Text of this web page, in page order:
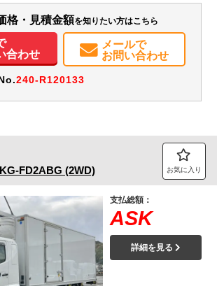
パワーウィンドウ ABS エアバッグ
電動格納ミラー
ドアも付いており、門口周りはステンレス製となっ
のため名義変更後すぐ使用できます。 是非この機会
い！
格・見積金額を知りたい方はこちら
合わせ
メールで
お問い合わせ
240-R120133
FD2ABG (2WD) お気に入り
支払総額：
ASK
詳細を見る